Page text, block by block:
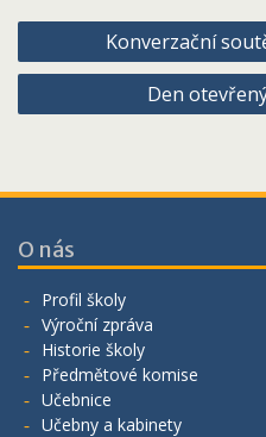
Navigace
pro
Konverzační
Den
O nás
Profil školy
Výroční zpráva
Historie školy
Předmětové komise
Učebnice
Učebny a kabinety